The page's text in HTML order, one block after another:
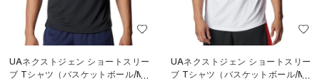
UAネクストジェン ショートスリー
ブ Tシャツ（バスケットボール/ME
UAネクストジェン ショートスリー
ブ Tシャツ（バスケットボール/ME